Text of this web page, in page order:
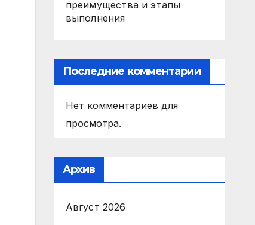
преимущества и этапы
выполнения
Последние комментарии
Нет комментариев для
просмотра.
Архив
Август 2026